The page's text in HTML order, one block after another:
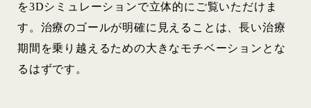
を3Dシミュレーションで立体的にご覧いただけま
す。治療のゴールが明確に見えることは、長い治療
期間を乗り越えるための大きなモチベーションとな
るはずです。